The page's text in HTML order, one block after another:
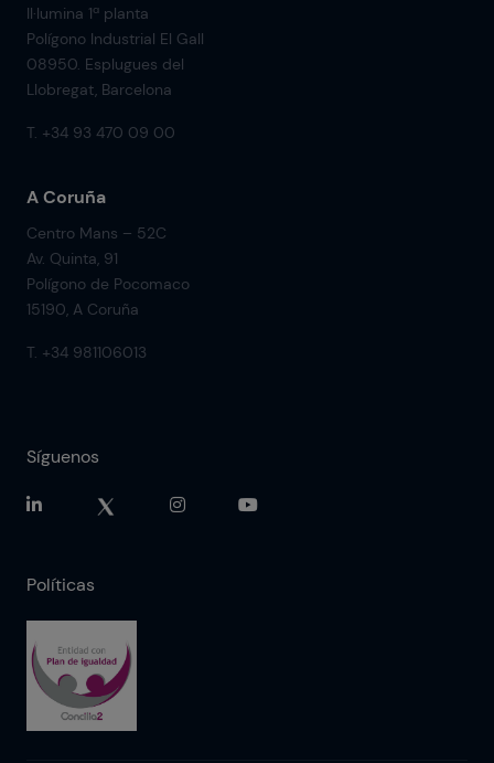
Il·lumina 1ª planta
Polígono Industrial El Gall
08950. Esplugues del
Llobregat, Barcelona
T. +34 93 470 09 00
A Coruña
Centro Mans – 52C
Av. Quinta, 91
Polígono de Pocomaco
15190, A Coruña
T. +34 981106013
Síguenos
Políticas